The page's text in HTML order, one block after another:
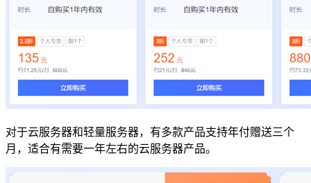
对于云服务器和轻量服务器，有多款产品支持年付赠送三个
月，适合有需要一年左右的云服务器产品。